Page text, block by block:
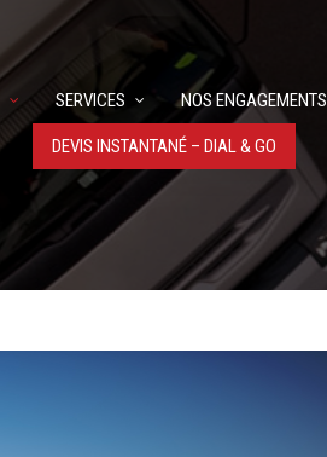
SERVICES NOS ENGAGEMENTS
DEVIS INSTANTANÉ – DIAL & GO